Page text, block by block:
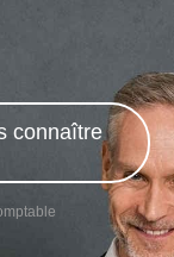
connaître